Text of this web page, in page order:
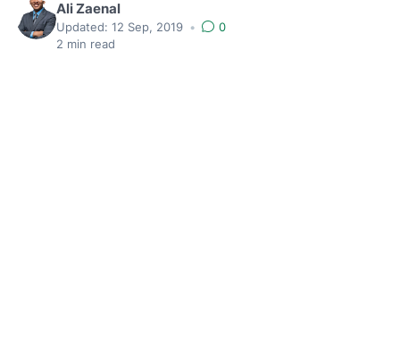
Ali Zaenal
Updated: 12 Sep, 2019 •
0
2 min read